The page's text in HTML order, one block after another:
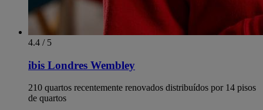
4.4 / 5
ibis Londres Wembley
210 quartos recentemente renovados distribuídos por 14 pisos
de quartos